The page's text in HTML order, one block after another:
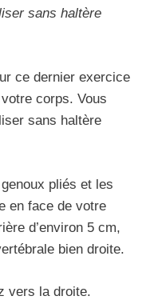
sans haltère
ce dernier exercice
corps. Vous
sans haltère
pliés et les
en face de votre
d’environ 5 cm,
bien droite.
vers la droite.